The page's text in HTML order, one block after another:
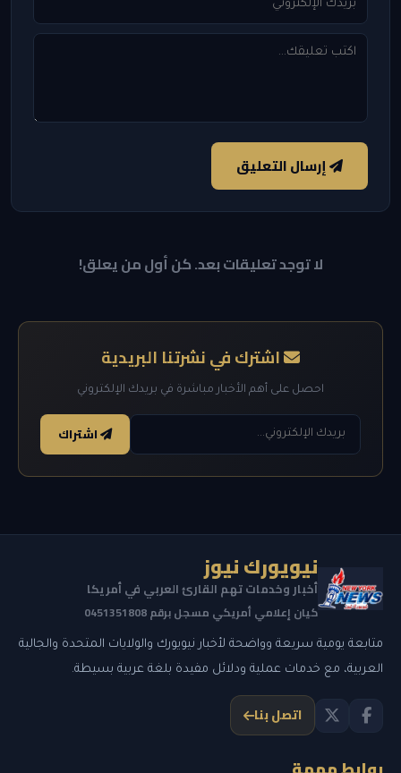
إرسال التعليق
لا توجد تعليقات بعد. كن أول من يعلق!
اشترك في نشرتنا البريدية
احصل على أهم الأخبار مباشرة في بريدك الإلكتروني
اشتراك
نيويورك نيوز
أخبار وخدمات تهم القارئ العربي في أمريكا
كيان إعلامي أمريكي مسجل برقم 0451351808
متابعة يومية سريعة وواضحة لأخبار نيويورك والولايات المتحدة والجالية
العربية، مع خدمات عملية ودلائل مفيدة بلغة عربية بسيطة.
اتصل بنا